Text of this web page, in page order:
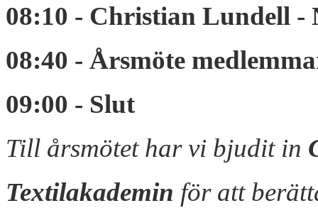
08:10 - Christian Lundell -
08:40 - Årsmöte
09:00 - Slut
Till årsmötet har vi bjudit in
Textilakademin för att